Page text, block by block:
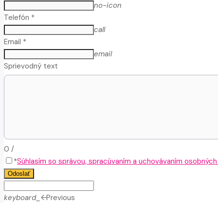
no-icon
Telefón *
call
Email *
email
Sprievodný text
0 /
*Súhlasím so správou, spracúvaním a uchovávaním
Odoslať
keyboard_arrow_leftPrevious